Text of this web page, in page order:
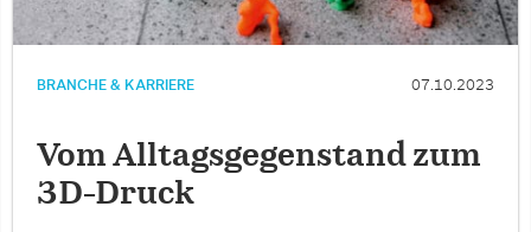
BRANCHE & KARRIERE 07.10.2023
Vom Alltagsgegenstand zum
3D-Druck